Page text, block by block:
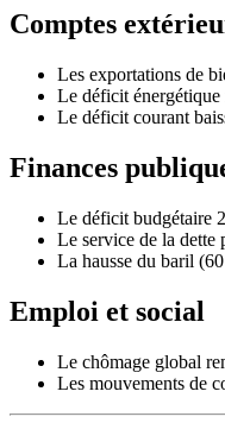
Comptes
Les exportations de
Le déficit
Le déficit courant
Finances
Le déficit budgétaire
Le service de la dette
La hausse du baril
Emploi et social
Le chômage global
Les mouvements de